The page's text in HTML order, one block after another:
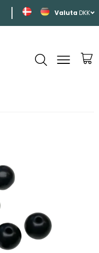
TIL HELE EUROPA
DKK